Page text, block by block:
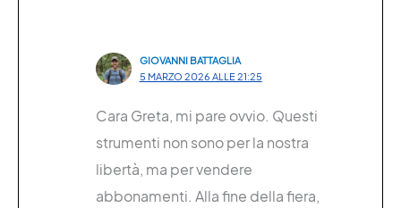
GIOVANNI BATTAGLIA
5 MARZO 2026 ALLE 21:25
Cara Greta, mi pare ovvio. Questi
strumenti non sono per la nostra
libertà, ma per vendere
abbonamenti. Alla fine della fiera,